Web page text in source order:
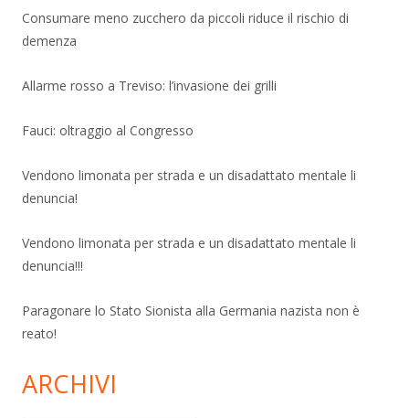
Consumare meno zucchero da piccoli riduce il rischio di
demenza
Allarme rosso a Treviso: l’invasione dei grilli
Fauci: oltraggio al Congresso
Vendono limonata per strada e un disadattato mentale li
denuncia!
Vendono limonata per strada e un disadattato mentale li
denuncia!!!
Paragonare lo Stato Sionista alla Germania nazista non è
reato!
ARCHIVI